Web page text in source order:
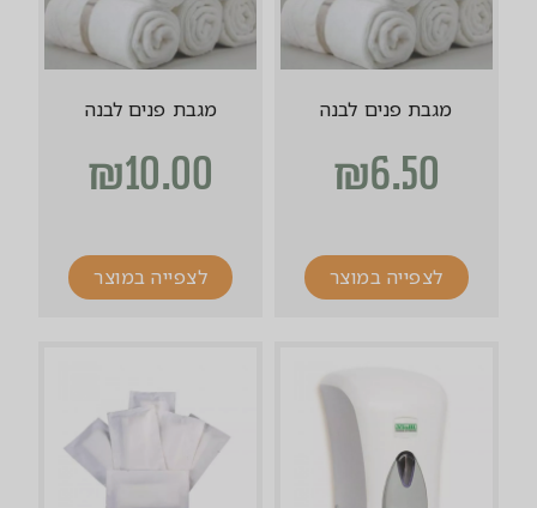
מגבת פנים לבנה
₪6.50
לצפייה במוצר
מגבת פנים לבנה
₪10.00
לצפייה במוצר